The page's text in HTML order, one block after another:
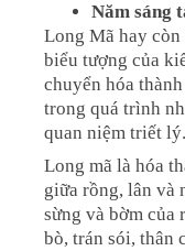
Năm sáng
Long Mã hay
biểu tượng của
chuyển hóa
trong quá trình
quan niệm triết lý.
Long mã là hóa
giữa rồng, lân và
sừng và bờm của
bò, trán sói, thân